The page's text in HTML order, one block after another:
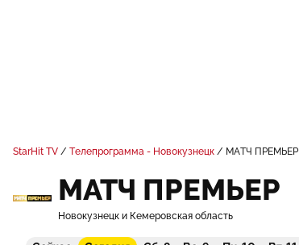
StarHit TV Телепрограмма - Новокузнецк МАТЧ ПРЕМЬЕР
МАТЧ ПРЕМЬЕР
Новокузнецк и Кемеровская область